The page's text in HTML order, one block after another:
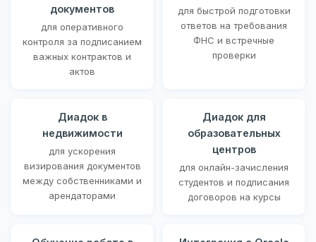
документов
для оперативного
контроля за подписанием
важных контрактов и
актов
для быстрой подготовки
ответов на требования
ФНС и встречные
проверки
Диадок в
недвижимости
для ускорения
визирования документов
между собственниками и
арендаторами
Диадок для
образовательных
центров
для онлайн-зачисления
студентов и подписания
договоров на курсы